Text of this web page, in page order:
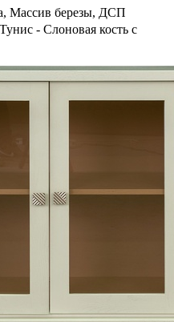
Массив березы, ДСП
- Слоновая кость с